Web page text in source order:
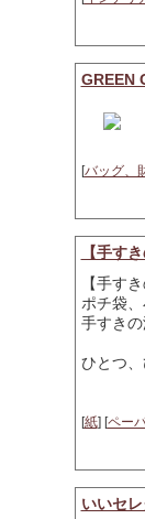
GREEN
[バッグ、
【手す
【手す
ポチ袋
手すき
ひとつ
[紙] [ペー
いいセレ